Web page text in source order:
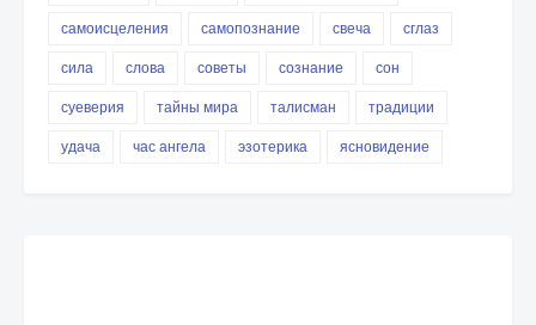
самоисцеления
самопознание свеча
сглаз
сила
слова советы сознание
сон
суеверия
тайны мира талисман
традиции
удача
час ангела эзотерика ясновидение